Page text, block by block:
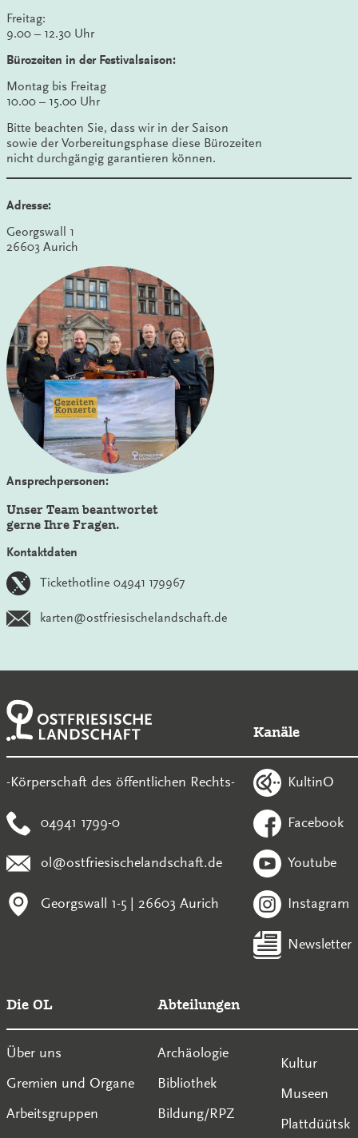
Freitag:
9.00 – 12.30 Uhr
Bürozeiten in der Festivalsaison:
Montag bis Freitag
10.00 – 15.00 Uhr
Bitte beachten Sie, dass wir in der Saison
sowie der Vorbereitungsphase diese Bürozeiten
nicht durchgängig garantieren können.
Adresse:
Georgswall 1
26603 Aurich
Ansprechpersonen:
Unser Team beantwortet
gerne Ihre Fragen.
Kontaktdaten
Tickethotline 04941 179967
karten@ostfriesischelandschaft.de
-Körperschaft des öffentlichen Rechts-
04941 1799-0
ol@ostfriesischelandschaft.de
Georgswall 1-5 | 26603 Aurich
Kanäle
KultinO
Facebook
Youtube
Instagram
Newsletter
Die OL
Über uns
Gremien und Organe
Arbeitsgruppen
Abteilungen
Archäologie
Bibliothek
Bildung/RPZ
Kultur
Museen
Plattdüütsk